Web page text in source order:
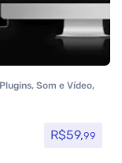
, Som e Vídeo,
R$59,99